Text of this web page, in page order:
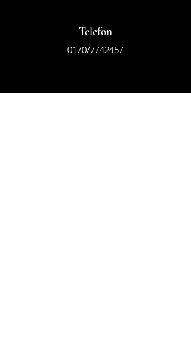
Telefon
0170/7742457